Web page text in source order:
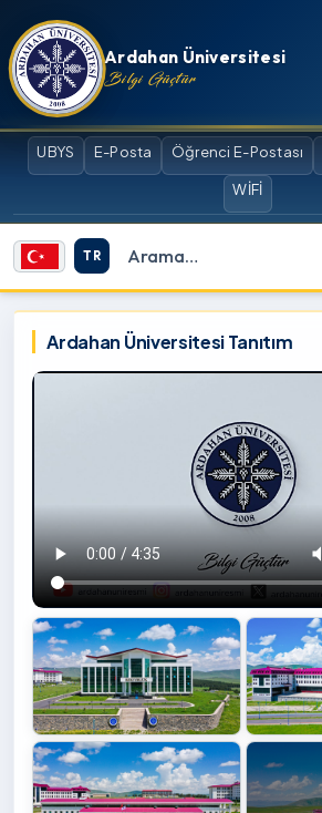
İçeriğe atla
Ardahan Üniversitesi
Bilgi Güçtür
UBYS E-Posta Öğrenci E-Postası
WİFİ
TR
Site içi arama
Ardahan Üniversitesi
Ardahan Üniversitesi Tanıtım